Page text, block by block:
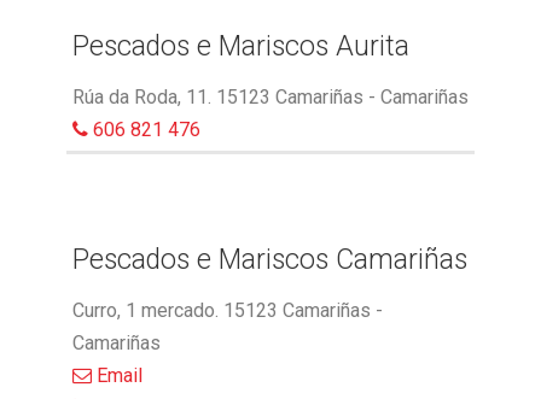
Pescados e Mariscos Aurita
Rúa da Roda, 11. 15123 Camariñas - Camariñas
606 821 476
Pescados e Mariscos Camariñas
Curro, 1 mercado. 15123 Camariñas -
Camariñas
Email